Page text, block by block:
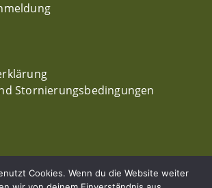
Stornierungsbedingungen
Cookies. Wenn du die Website weiter